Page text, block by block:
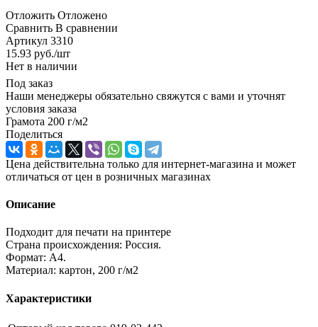
Отложить Отложено
Сравнить В сравнении
Артикул 3310
15.93 руб./шт
Нет в наличии
Под заказ
Наши менеджеры обязательно свяжутся с вами и уточнят
условия заказа
Грамота 200 г/м2
Поделиться
Цена действительна только для интернет-магазина и может
отличаться от цен в розничных магазинах
Описание
Подходит для печати на принтере
Страна происхождения: Россия.
Формат: А4.
Материал: картон, 200 г/м2
Характеристики